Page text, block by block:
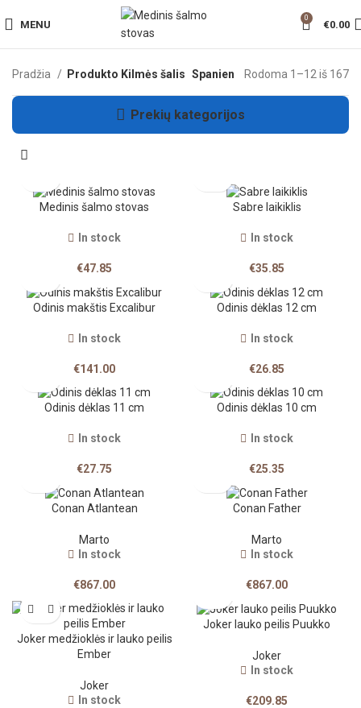
MENU
0
€0.00
Pradžia Produkto Kilmės šalis Spanien Rodoma 1–12 iš 167
Prekių kategorijos
Medinis šalmo stovas
In stock
€47.85
Sabre laikiklis
In stock
€35.85
Odinis makštis Excalibur
In stock
€141.00
Odinis dėklas 12 cm
In stock
€26.85
Odinis dėklas 11 cm
In stock
€27.75
Odinis dėklas 10 cm
In stock
€25.35
Conan Atlantean
Marto
In stock
€867.00
Conan Father
Marto
In stock
€867.00
Joker medžioklės ir lauko peilis
Ember
Joker
In stock
Joker lauko peilis Puukko
Joker
In stock
€209.85